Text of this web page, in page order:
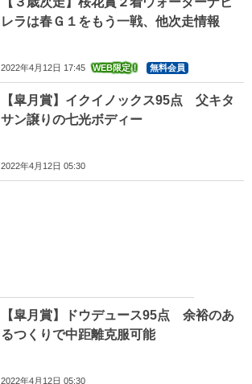
レラは春Ｇ１をもう一戦、他次走情報
2022年4月12日 17:45 WEB限定！ 無料会員
【皐月賞】イクイノックス95点 父キタ
サン譲りの七光ボディー
2022年4月12日 05:30
【皐月賞】ドウデュース95点 余裕のあ
るつくりで中距離克服可能
2022年4月12日 05:30